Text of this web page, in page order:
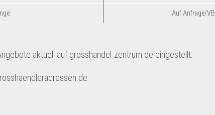
Auf Anfrage/VB
aktuell auf grosshandel-zentrum.de eingestellt.